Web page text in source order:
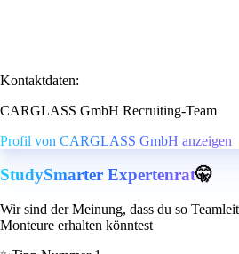
Kontaktdaten:
CARGLASS GmbH Recruiting-Team
Profil von CARGLASS GmbH anzeigen
StudySmarter Expertenrat🤫
Wir sind der Meinung, dass du so
Monteure erhalten könntest